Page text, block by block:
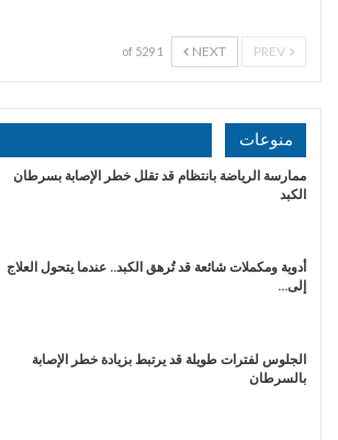
NEXT
1 of 529
منوعات
ممارسة الرياضة بانتظام قد تقلل خطر الإصابة بسرطان
الكبد
أدوية ومكملات شائعة قد تُرهق الكبد.. عندما يتحول العلاج
إلى…
الجلوس لفترات طويلة قد يرتبط بزيادة خطر الإصابة
بالسرطان